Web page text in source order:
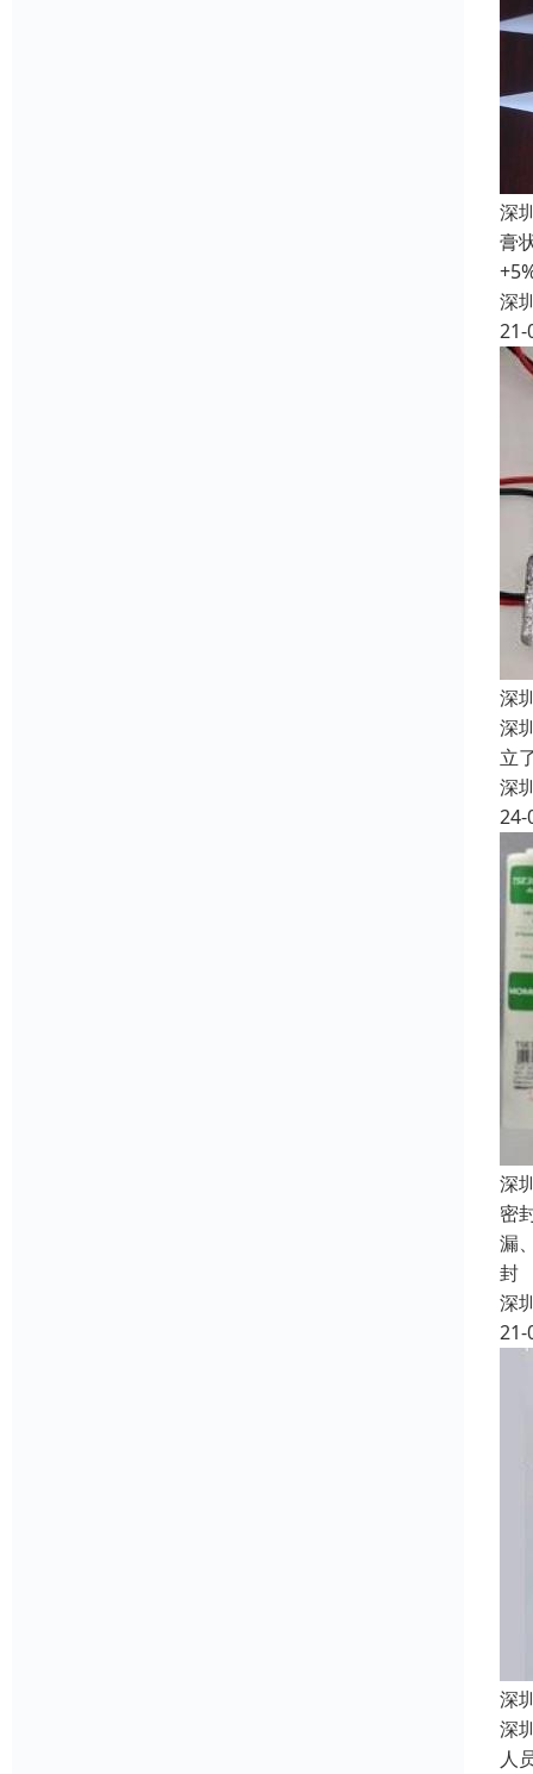
深
膏
深
21-
深
深
立
深
24-
深
密
漏
封
深
21-
深
深
人